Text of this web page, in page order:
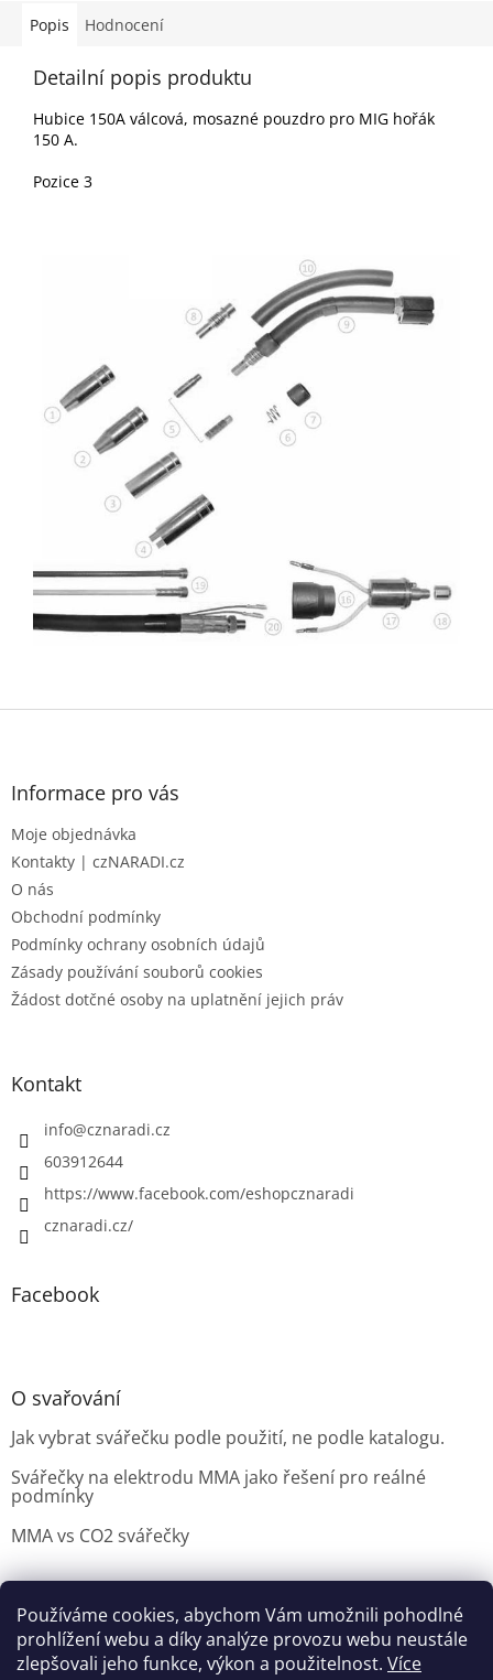
Používáme cookies, abychom Vám umožnili pohodlné
prohlížení webu a díky analýze provozu webu neustále
zlepšovali jeho funkce, výkon a použitelnost. Více
Popis Hodnocení
Detailní popis produktu
Hubice 150A válcová, mosazné pouzdro pro MIG hořák
150 A.
Pozice 3
Z
Informace pro vás
Moje objednávka
Kontakty | czNARADI.cz
O nás
Obchodní podmínky
Podmínky ochrany osobních údajů
Zásady používání souborů cookies
Žádost dotčné osoby na uplatnění jejich práv
Kontakt
info@cznaradi.cz
603912644
https://www.facebook.com/eshopcznaradi
cznaradi.cz/
Facebook
O svařování
Jak vybrat svářečku podle použití, ne podle katalogu.
Svářečky na elektrodu MMA jako řešení pro reálné
podmínky
MMA vs CO2 svářečky
Možnosti doručení Nakupovani Možností platby
Výběr svářečky